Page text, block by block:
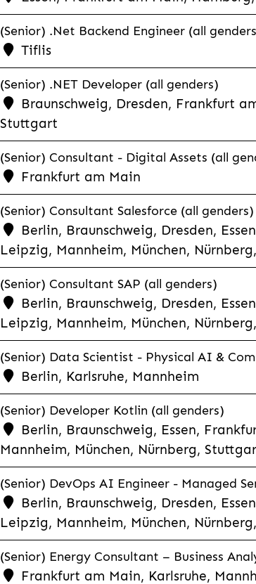
(Senior) .Net Backend Engineer (all
Tiflis
(Senior) .NET Developer (all genders)
Braunschweig, Dresden, Frankfurt
Stuttgart
(Senior) Consultant - Digital Assets (all
Frankfurt am Main
(Senior) Consultant Salesforce (all genders)
Berlin, Braunschweig, Dresden,
Leipzig, Mannheim, München,
(Senior) Consultant SAP (all genders)
Berlin, Braunschweig, Dresden,
Leipzig, Mannheim, München,
(Senior) Data Scientist - Physical AI &
Berlin, Karlsruhe, Mannheim
(Senior) Developer Kotlin (all genders)
Berlin, Braunschweig, Essen,
Mannheim, München, Nürnberg,
(Senior) DevOps AI Engineer - Managed
Berlin, Braunschweig, Dresden,
Leipzig, Mannheim, München,
(Senior) Energy Consultant – Business
Frankfurt am Main, Karlsruhe,